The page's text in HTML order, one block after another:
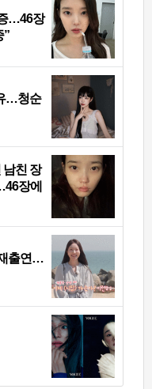
…46장
”
…청순
남친 장
장에
재출연…